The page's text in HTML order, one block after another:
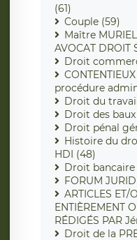
(61)
Couple (59)
Maître
AVOCAT DROIT
Droit
procédure
Droit du
Droit des baux
Droit pénal
Histoire du
HDI (48)
Droit bancaire
FORUM
ARTICLES ET/
ENTIÈREMENT
RÉDIGÉS PAR
Droit de la